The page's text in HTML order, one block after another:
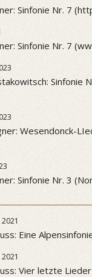
Sinfonie Nr. 7
Sinfonie Nr. 7
Sinfonie
Wesendonck-
Sinfonie Nr. 3
2021
Eine
2021
Vier letzte